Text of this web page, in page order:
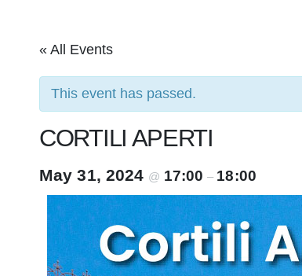
« All Events
This event has passed.
CORTILI APERTI
May 31, 2024 @ 17:00– 18:00